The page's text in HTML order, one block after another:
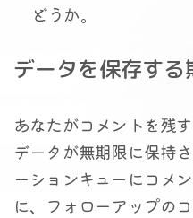
どうか。
データを保存する
あなたがコメントを残
データが無期限に保持
ーションキューにコメ
に、フォローアップの